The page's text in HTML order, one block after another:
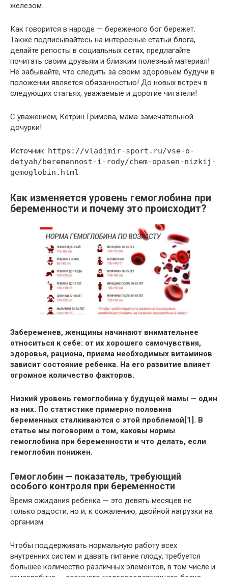
железом.
Как говорится в народе — береженого бог бережет.
Также подписывайтесь на интересные статьи блога,
делайте репосты в социальных сетях, предлагайте
почитать своим друзьям и близким полезный материал!
Не забывайте, что следить за своим здоровьем будучи в
положении является обязанностью! До новых встреч в
следующих статьях, уважаемые и дорогие читатели!
С уважением, Кетрин Гримова, мама замечательной
дочурки!
Источник: https://vladimir-sport.ru/vse-o-
detyah/beremennost-i-rody/chem-opasen-nizkij-
gemoglobin.html
Как изменяется уровень гемоглобина при
беременности и почему это происходит?
Забеременев, женщины начинают внимательнее
относиться к себе: от их хорошего самочувствия,
здоровья, рациона, приема необходимых витаминов
зависит состояние ребенка. На его развитие влияет
огромное количество факторов.
Низкий уровень гемоглобина у будущей мамы — один
из них. По статистике примерно половина
беременных сталкиваются с этой проблемой[1]. В
статье мы поговорим о том, каковы нормы
гемоглобина при беременности и что делать, если
гемоглобин понижен.
Гемоглобин — показатель, требующий
особого контроля при беременности
Время ожидания ребенка — это девять месяцев не
только радости, но и, к сожалению, двойной нагрузки на
организм.
Чтобы поддерживать нормальную работу всех
внутренних систем и давать питание плоду, требуется
большее количество различных элементов, в том числе и